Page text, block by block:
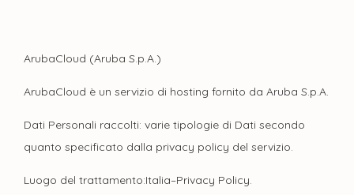
ArubaCloud (Aruba S.p.A.)
ArubaCloud è un servizio di hosting fornito da Aruba S.p.A.
Dati Personali raccolti: varie tipologie di Dati secondo
quanto specificato dalla privacy policy del servizio.
Luogo del trattamento:Italia–Privacy Policy.